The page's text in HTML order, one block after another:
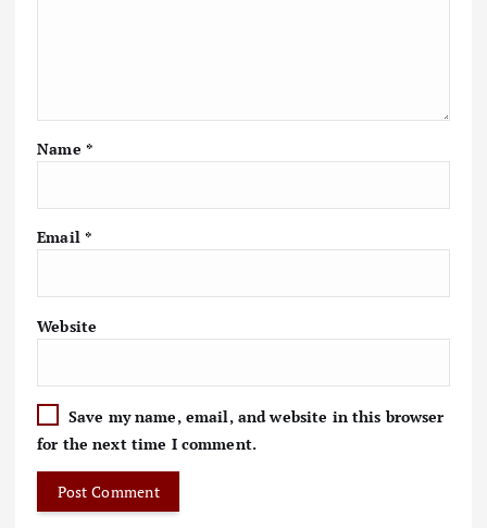
Name *
Email *
Website
Save my name, email, and website in this browser
for the next time I comment.